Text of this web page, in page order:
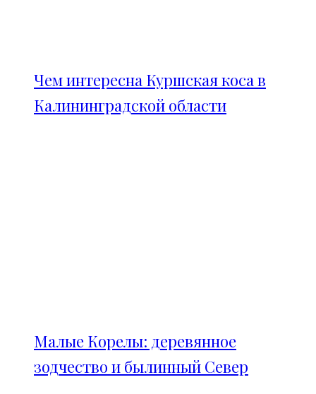
Чем интересна Куршская коса в
Калининградской области
Малые Корелы: деревянное
зодчество и былинный Север